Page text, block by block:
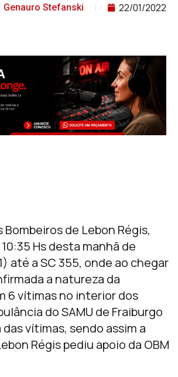
Genauro Stefanski
22/01/2022
Bombeiros de Lebon Régis,
Hs desta manhã de
até a SC 355, onde ao chegar
a natureza da
6 vítimas no interior dos
do SAMU de Fraiburgo
vítimas, sendo assim a
Régis pediu apoio da OBM